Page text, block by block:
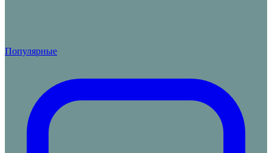
Популярные